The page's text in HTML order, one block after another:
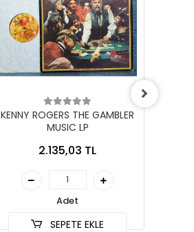
KENNY ROGERS THE GAMBLER
MUSIC LP
2.135,03 TL
Adet
SEPETE EKLE